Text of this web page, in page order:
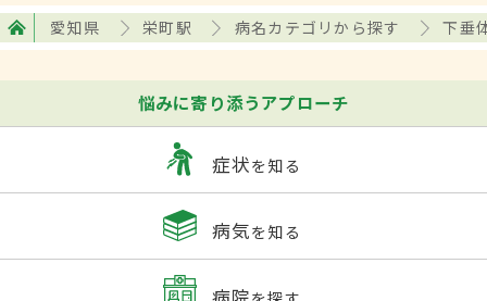
愛知県 栄町駅 病名カテゴリから探す 下垂
悩みに寄り添うアプローチ
症状を知る
病気を知る